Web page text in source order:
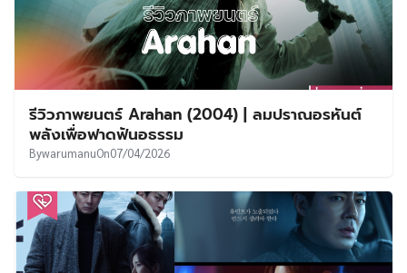
รีวิวภาพยนตร์ Arahan (2004) | ลมปราณอรหันต์
พลังเพื่อฟาดฟันอธรรม
BywarumanuOn07/04/2026